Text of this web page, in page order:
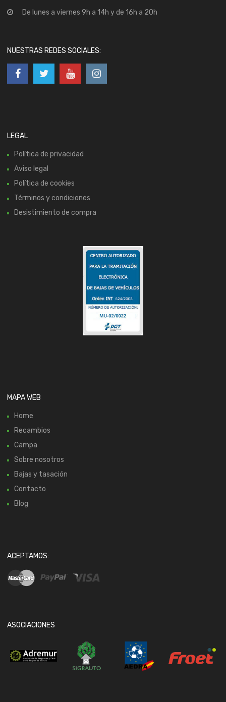
De lunes a viernes 9h a 14h y de 16h a 20h
NUESTRAS REDES SOCIALES:
LEGAL
Política de privacidad
Aviso legal
Política de cookies
Términos y condiciones
Desistimiento de compra
MAPA WEB
Home
Recambios
Campa
Sobre nosotros
Bajas y tasación
Contacto
Blog
ACEPTAMOS:
ASOCIACIONES